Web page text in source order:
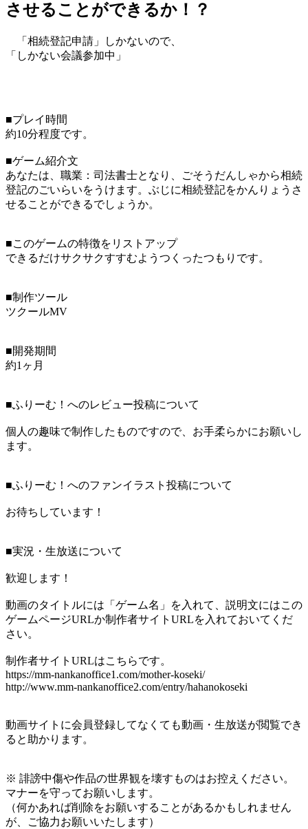
させることができるか！？
「相続登記申請」しかないので、
「しかない会議参加中」
■プレイ時間
約10分程度です。
■ゲーム紹介文
あなたは、職業：司法書士となり、ごそうだんしゃから相続
登記のごいらいをうけます。ぶじに相続登記をかんりょうさ
せることができるでしょうか。
■このゲームの特徴をリストアップ
できるだけサクサクすすむようつくったつもりです。
■制作ツール
ツクールMV
■開発期間
約1ヶ月
■ふりーむ！へのレビュー投稿について
個人の趣味で制作したものですので、お手柔らかにお願いし
ます。
■ふりーむ！へのファンイラスト投稿について
お待ちしています！
■実況・生放送について
歓迎します！
動画のタイトルには「ゲーム名」を入れて、説明文にはこの
ゲームページURLか制作者サイトURLを入れておいてくだ
さい。
制作者サイトURLはこちらです。
https://mm-nankanoffice1.com/mother-koseki/
http://www.mm-nankanoffice2.com/entry/hahanokoseki
動画サイトに会員登録してなくても動画・生放送が閲覧でき
ると助かります。
※ 誹謗中傷や作品の世界観を壊すものはお控えください。
マナーを守ってお願いします。
（何かあれば削除をお願いすることがあるかもしれません
が、ご協力お願いいたします）